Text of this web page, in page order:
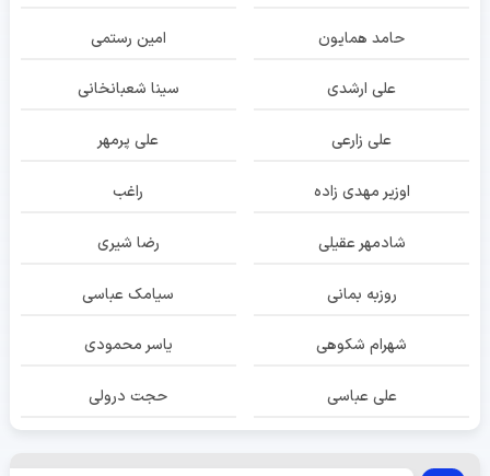
حامد همایون امین رستمی
علی ارشدی سینا شعبانخانی
علی زارعی علی پرمهر
اوزیر مهدی زاده راغب
شادمهر عقیلی رضا شیری
روزبه بمانی سیامک عباسی
شهرام شکوهی یاسر محمودی
علی عباسی حجت درولی